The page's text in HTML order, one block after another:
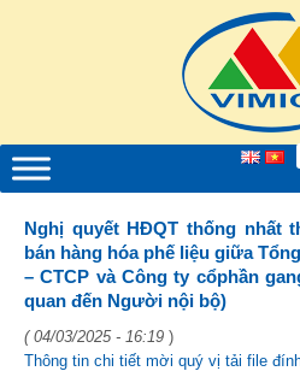
Nghị quyết HĐQT thống nhất
bán hàng hóa phế liệu giữa
– CTCP và Công ty cổphần
quan đến Người nội bộ)
( 04/03/2025 - 16:19 )
Thông tin chi tiết mời quý vị tải file